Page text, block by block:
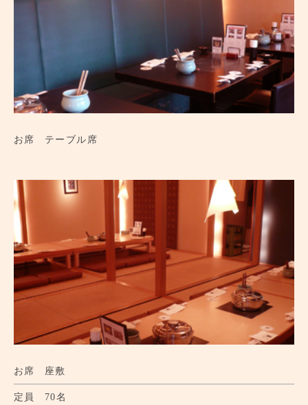
お席 テーブル席
お席 座敷
定員 70名